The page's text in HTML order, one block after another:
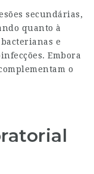
secundárias,
quanto à
e
Embora
o